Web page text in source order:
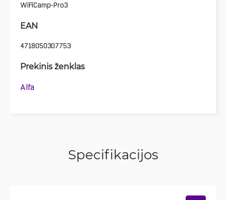
WiFiCamp-Pro3
EAN
4718050307753
Prekinis ženklas
Alfa
Specifikacijos